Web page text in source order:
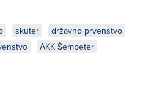
skuter
državno prvenstvo
AKK Šempeter